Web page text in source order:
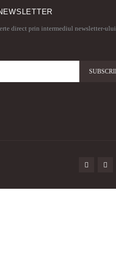
direct prin intermediul newsletter-ului